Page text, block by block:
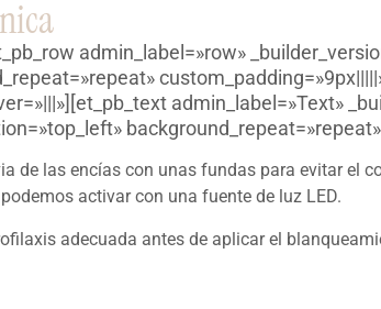
admin_label=»row»
admin_label=»Text»
de las encías con unas fundas para evitar el
activar con una fuente de luz LED.
adecuada antes de aplicar el